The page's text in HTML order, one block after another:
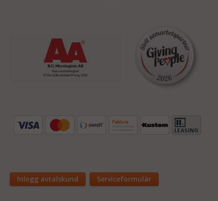
Inlogg avtalskund Serviceformulär